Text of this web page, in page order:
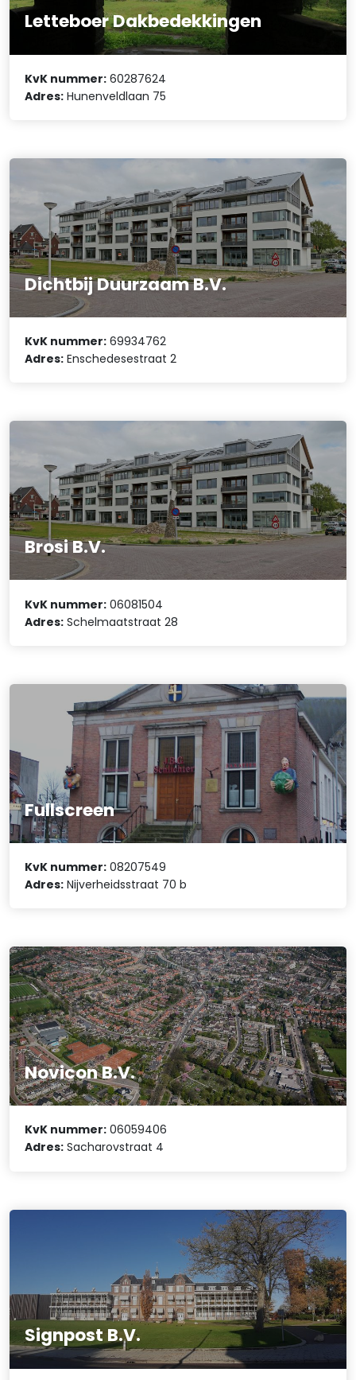
Letteboer Dakbedekkingen
KvK nummer: 60287624
Adres: Hunenveldlaan 75
Dichtbij Duurzaam B.V.
KvK nummer: 69934762
Adres: Enschedesestraat 2
Brosi B.V.
KvK nummer: 06081504
Adres: Schelmaatstraat 28
Fullscreen
KvK nummer: 08207549
Adres: Nijverheidsstraat 70 b
Novicon B.V.
KvK nummer: 06059406
Adres: Sacharovstraat 4
Signpost B.V.